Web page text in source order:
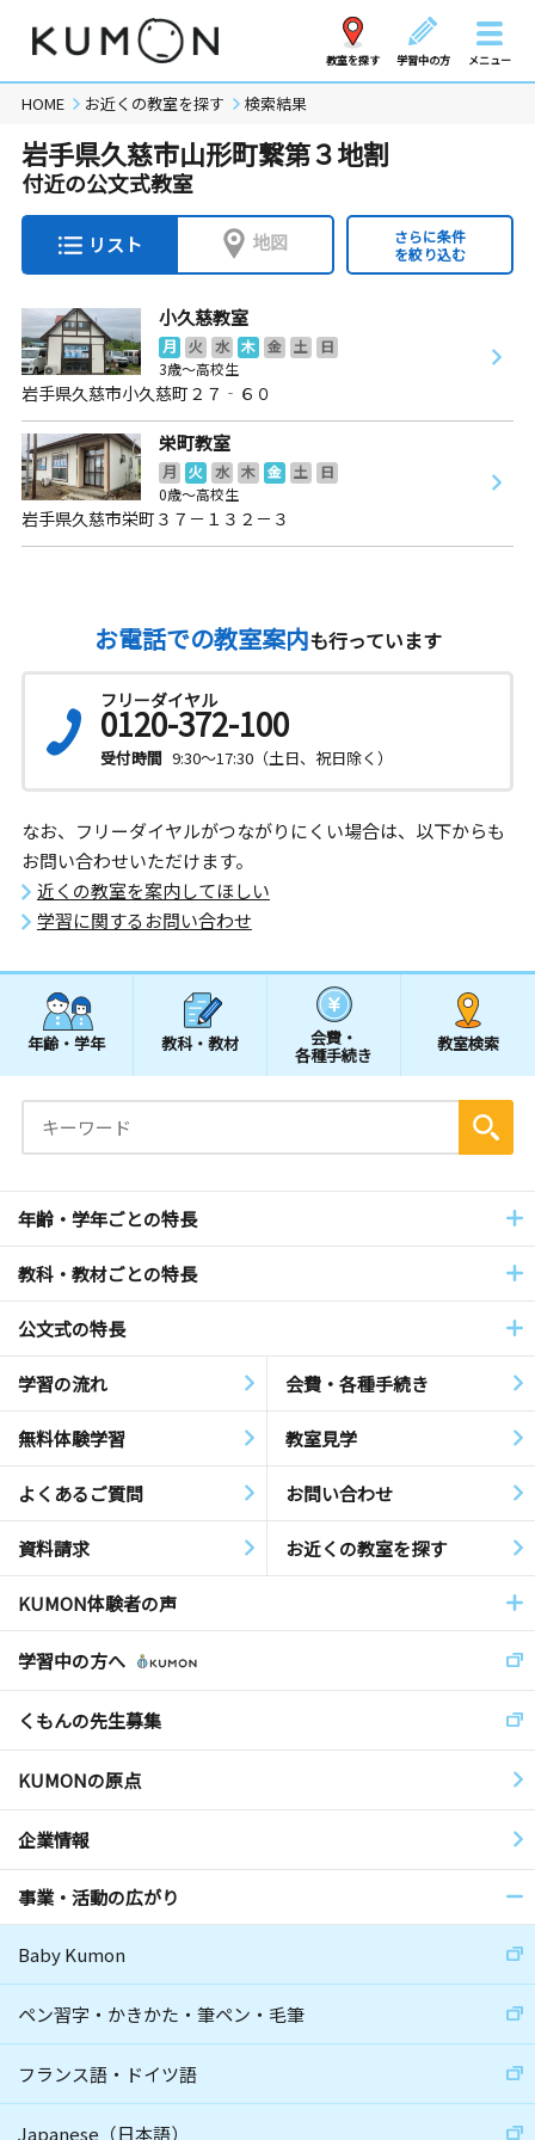
教室を探す 学習中の方 メニュー
HOME お近くの教室を探す 検索結果
岩手県久慈市山形町繋第３地割
付近の公文式教室
リスト 地図
さらに条件
を絞り込む
小久慈教室
月 火 水 木 金 土
日
3歳～高校生
岩手県久慈市小久慈町２７‐６０
栄町教室
月 火 水 木 金 土
日
0歳～高校生
岩手県久慈市栄町３７－１３２－３
お電話での教室案内も行っています
フリーダイヤル
0120-372-100
受付時間 9:30～17:30（土日、祝日除く）
なお、フリーダイヤルがつながりにくい場合は、以下からも
お問い合わせいただけます。
近くの教室を案内してほしい
学習に関するお問い合わせ
年齢・学年 教科・教材 会費・
各種手続き
教室検索
年齢・学年ごとの特長
教科・教材ごとの特長
公文式の特長
学習の流れ 会費・各種手続き
無料体験学習 教室見学
よくあるご質問 お問い合わせ
資料請求 お近くの教室を探す
KUMON体験者の声
学習中の方へ
くもんの先生募集
KUMONの原点
企業情報
事業・活動の広がり
Baby Kumon
ペン習字・かきかた・筆ペン・毛筆
フランス語・ドイツ語
Japanese（日本語）